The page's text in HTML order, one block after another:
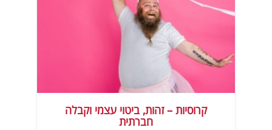
קרוסיות – זהות, ביטוי עצמי וקבלה
חברתית